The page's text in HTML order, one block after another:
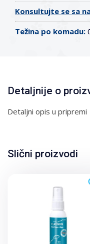
Konsultujte se sa
Težina po komadu:
Detaljnije o
Detaljni opis u pripremi
Slični proizvodi